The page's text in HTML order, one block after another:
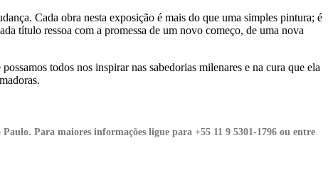
Cada obra nesta exposição é mais do que uma simples pintura; é
título ressoa com a promessa de um novo começo, de uma nova
todos nos inspirar nas sabedorias milenares e na cura que ela
Para maiores informações ligue para +55 11 9 5301-1796 ou entre